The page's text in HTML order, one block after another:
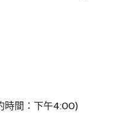
間：下午4:00)